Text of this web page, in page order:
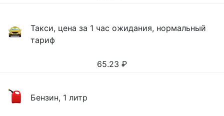
Такси, цена за 1 час ожидания, нормальный
тариф
65.23 ₽
Бензин, 1 литр